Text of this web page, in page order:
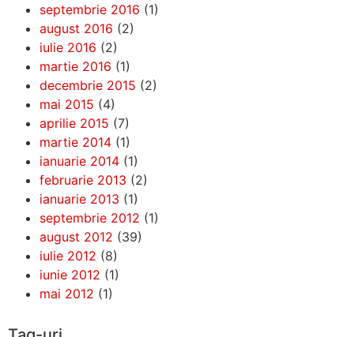
septembrie 2016 (1)
august 2016 (2)
iulie 2016 (2)
martie 2016 (1)
decembrie 2015 (2)
mai 2015 (4)
aprilie 2015 (7)
martie 2014 (1)
ianuarie 2014 (1)
februarie 2013 (2)
ianuarie 2013 (1)
septembrie 2012 (1)
august 2012 (39)
iulie 2012 (8)
iunie 2012 (1)
mai 2012 (1)